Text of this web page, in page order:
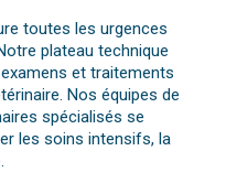
toutes les urgences
plateau technique
et traitements
Nos équipes de
spécialisés se
les soins intensifs, la